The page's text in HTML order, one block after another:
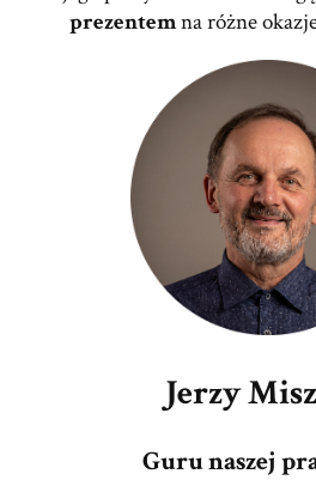
prezentemna różne
Jerzy
Guru naszej